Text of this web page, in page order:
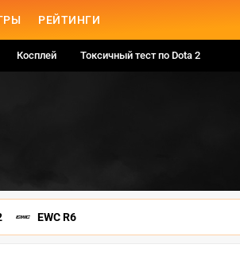
РЕЙТИНГИ
Косплей Токсичный тест по Dota 2
EWC R6